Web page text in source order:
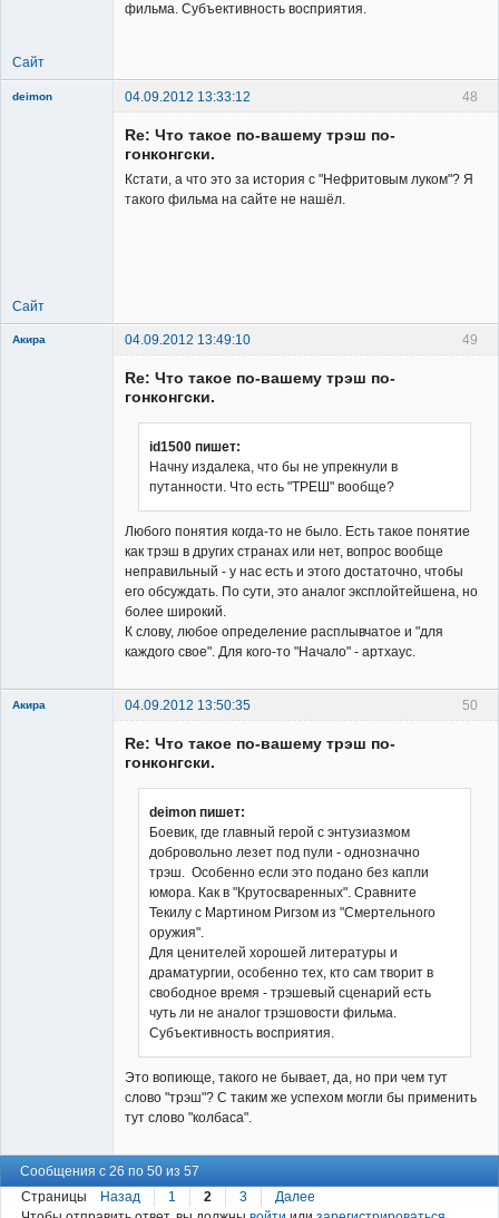
фильма. Субъективность восприятия.
Сайт
48
deimon
04.09.2012 13:33:12
Re: Что такое по-вашему трэш по-
гонконгски.
Кстати, а что это за история с "Нефритовым луком"? Я
такого фильма на сайте не нашёл.
Сайт
49
Акира 04.09.2012 13:49:10
Re: Что такое по-вашему трэш по-
гонконгски.
id1500 пишет:
Начну издалека, что бы не упрекнули в
путанности. Что есть "ТРЕШ" вообще?
Любого понятия когда-то не было. Есть такое понятие
как трэш в других странах или нет, вопрос вообще
неправильный - у нас есть и этого достаточно, чтобы
его обсуждать. По сути, это аналог эксплойтейшена, но
более широкий.
К слову, любое определение расплывчатое и "для
каждого свое". Для кого-то "Начало" - артхаус.
50
Акира 04.09.2012 13:50:35
Re: Что такое по-вашему трэш по-
гонконгски.
deimon пишет:
Боевик, где главный герой с энтузиазмом
добровольно лезет под пули - однозначно
трэш. Особенно если это подано без капли
юмора. Как в "Крутосваренных". Сравните
Текилу с Мартином Ригзом из "Смертельного
оружия".
Для ценителей хорошей литературы и
драматургии, особенно тех, кто сам творит в
свободное время - трэшевый сценарий есть
чуть ли не аналог трэшовости фильма.
Субъективность восприятия.
Это вопиюще, такого не бывает, да, но при чем тут
слово "трэш"? С таким же успехом могли бы применить
тут слово "колбаса".
Сообщения с 26 по 50 из 57
Страницы
Назад 1 2 3
Далее